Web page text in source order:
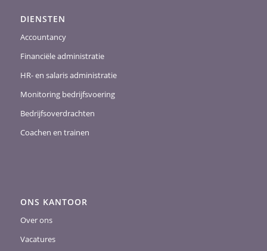
DIENSTEN
Accountancy
Financiële administratie
HR- en salaris administratie
Monitoring bedrijfsvoering
Bedrijfsoverdrachten
Coachen en trainen
ONS KANTOOR
Over ons
Vacatures